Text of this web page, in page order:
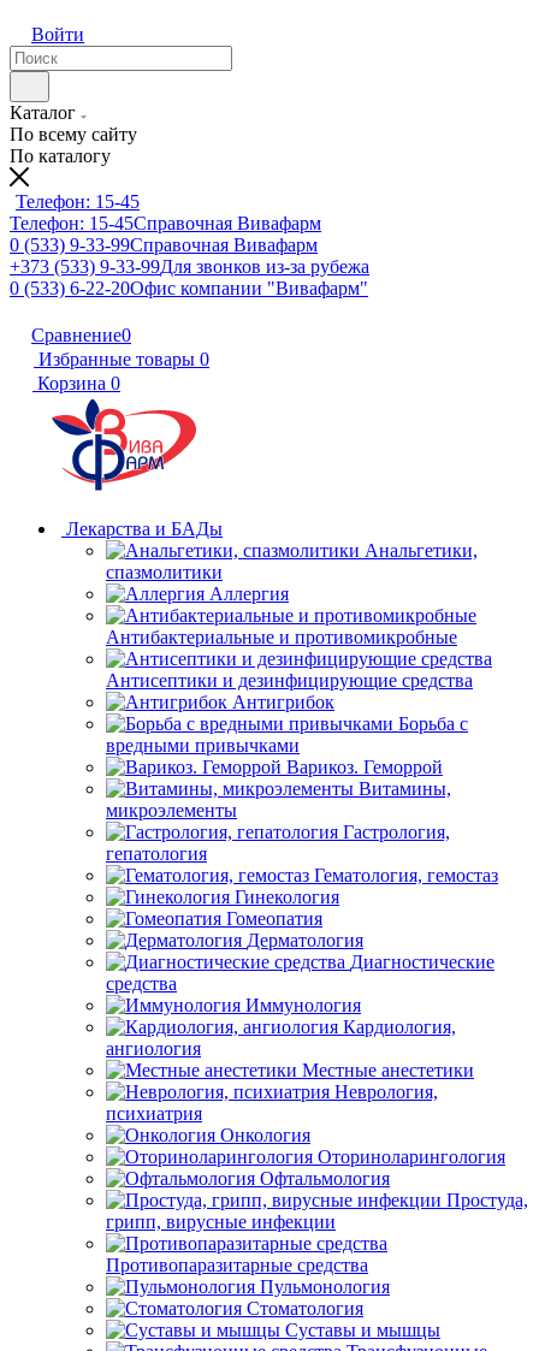
Войти
Каталог
По всему сайту
По каталогу
Телефон: 15-45
Телефон: 15-45Справочная Вивафарм
0 (533) 9-33-99Справочная Вивафарм
+373 (533) 9-33-99Для звонков из-за рубежа
0 (533) 6-22-20Офис компании "Вивафарм"
Сравнение0
Избранные товары 0
Корзина 0
Лекарства и БАДы
Анальгетики,
спазмолитики
Аллергия
Антибактериальные и противомикробные
Антисептики и дезинфицирующие средства
Антигрибок
Борьба с
вредными привычками
Варикоз. Геморрой
Витамины,
микроэлементы
Гастрология,
гепатология
Гематология, гемостаз
Гинекология
Гомеопатия
Дерматология
Диагностические
средства
Иммунология
Кардиология,
ангиология
Местные анестетики
Неврология,
психиатрия
Онкология
Оториноларингология
Офтальмология
Простуда,
грипп, вирусные инфекции
Противопаразитарные средства
Пульмонология
Стоматология
Суставы и мышцы